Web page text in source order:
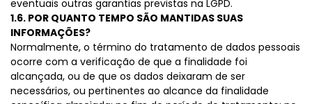
eventuais outras garantias previstas na LGPD.
1.6. POR QUANTO TEMPO SÃO MANTIDAS SUAS
INFORMAÇÕES?
Normalmente, o término do tratamento de dados pessoais
ocorre com a verificação de que a finalidade foi
alcançada, ou de que os dados deixaram de ser
necessários, ou pertinentes ao alcance da finalidade